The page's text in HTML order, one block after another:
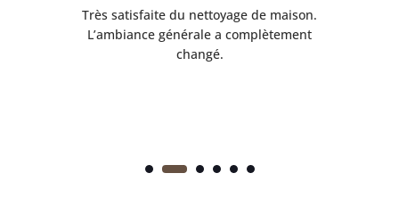
Très satisfaite du nettoyage de maison.
L’ambiance générale a complètement
changé.